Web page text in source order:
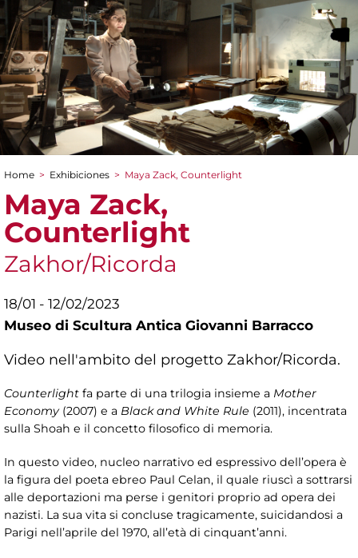
You are here
Home > Exhibiciones > Maya Zack, Counterlight
Maya Zack,
Counterlight
Zakhor/Ricorda
18/01 - 12/02/2023
Museo di Scultura Antica Giovanni Barracco
Video nell'ambito del progetto Zakhor/Ricorda.
Counterlight fa parte di una trilogia insieme a Mother
Economy(2007) e a Black and White Rule (2011), incentrata
sulla Shoah e il concetto filosofico di memoria.
In questo video, nucleo narrativo ed espressivo dell’opera è
la figura del poeta ebreo Paul Celan, il quale riuscì a sottrarsi
alle deportazioni ma perse i genitori proprio ad opera dei
nazisti. La sua vita si concluse tragicamente, suicidandosi a
Parigi nell’aprile del 1970, all’età di cinquant’anni.